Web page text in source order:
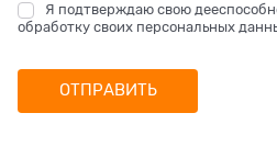
Я подтверждаю свою
обработку своих персональных